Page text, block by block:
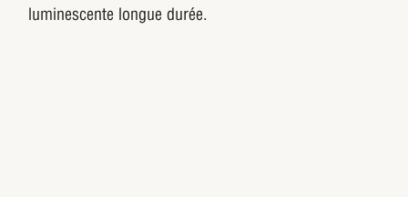
luminescente longue durée.